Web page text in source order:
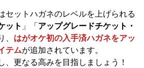
セットハガネのレベルを上げられる
ット 」「アップグレードチケット・
はがオケ初の入手済ハガネをアッ
テムが追加されています。
、更なる高みを目指しましょう！